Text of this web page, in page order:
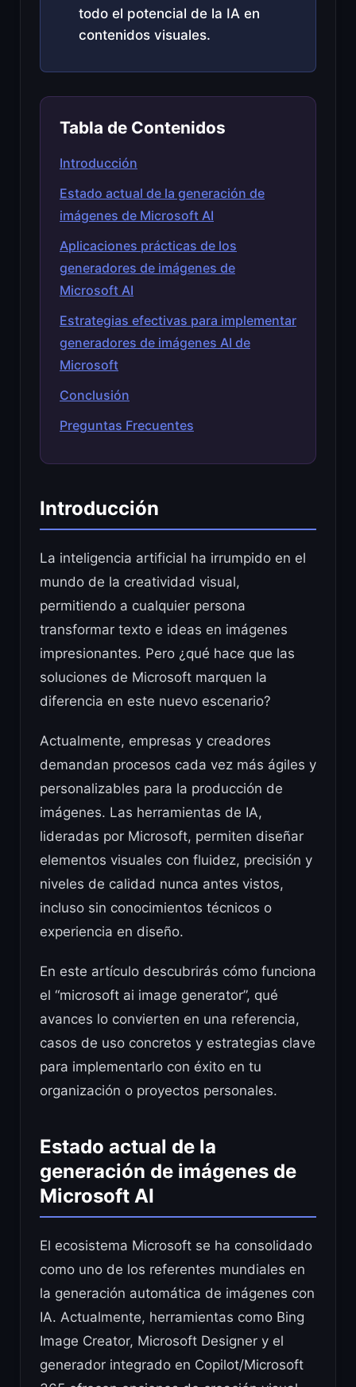
todo el potencial de la IA en
contenidos visuales.
Tabla de Contenidos
Introducción
Estado actual de la generación de
imágenes de Microsoft AI
Aplicaciones prácticas de los
generadores de imágenes de
Microsoft AI
Estrategias efectivas para implementar
generadores de imágenes AI de
Microsoft
Conclusión
Preguntas Frecuentes
Introducción
La inteligencia artificial ha irrumpido en el
mundo de la creatividad visual,
permitiendo a cualquier persona
transformar texto e ideas en imágenes
impresionantes. Pero ¿qué hace que las
soluciones de Microsoft marquen la
diferencia en este nuevo escenario?
Actualmente, empresas y creadores
demandan procesos cada vez más ágiles y
personalizables para la producción de
imágenes. Las herramientas de IA,
lideradas por Microsoft, permiten diseñar
elementos visuales con fluidez, precisión y
niveles de calidad nunca antes vistos,
incluso sin conocimientos técnicos o
experiencia en diseño.
En este artículo descubrirás cómo funciona
el “microsoft ai image generator”, qué
avances lo convierten en una referencia,
casos de uso concretos y estrategias clave
para implementarlo con éxito en tu
organización o proyectos personales.
Estado actual de la
generación de imágenes de
Microsoft AI
El ecosistema Microsoft se ha consolidado
como uno de los referentes mundiales en
la generación automática de imágenes con
IA. Actualmente, herramientas como Bing
Image Creator, Microsoft Designer y el
generador integrado en Copilot/Microsoft